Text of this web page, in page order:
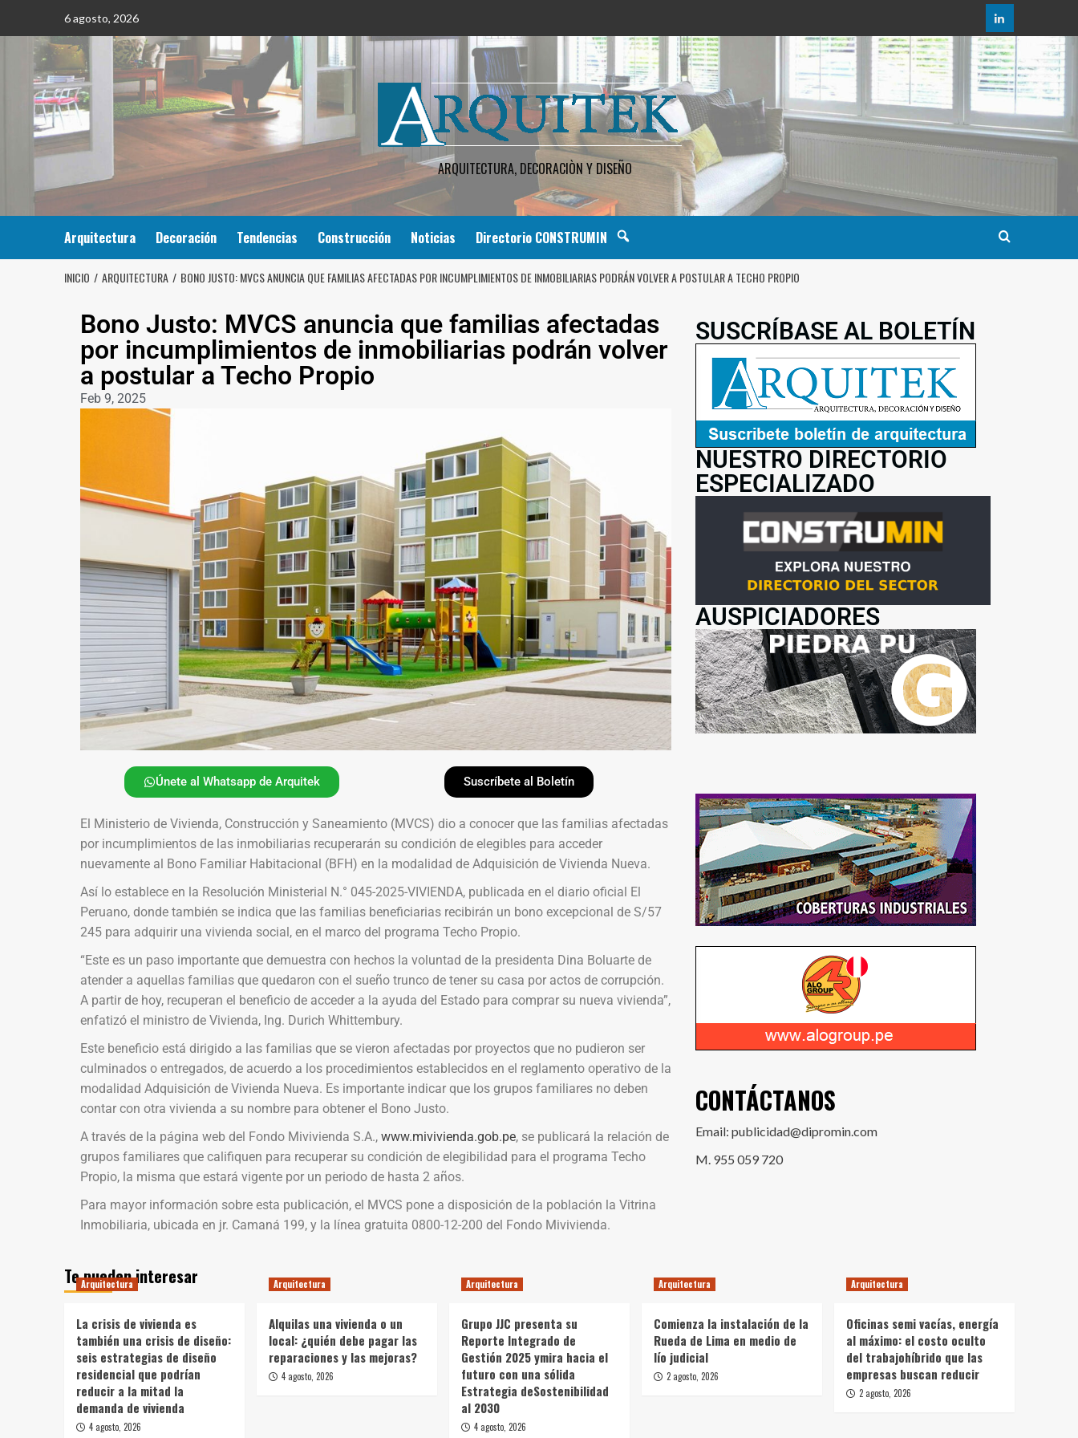
6 agosto, 2026
ARQUITECTURA, DECORACIÒN Y DISEÑO
Arquitectura Decoración Tendencias Construcción Noticias Directorio CONSTRUMIN
INICIO ARQUITECTURA BONO JUSTO: MVCS ANUNCIA QUE FAMILIAS AFECTADAS POR INCUMPLIMIENTOS DE INMOBILIARIAS PODRÁN VOLVER A POSTULAR A TECHO PROPIO
Bono Justo: MVCS anuncia que familias afectadas
por incumplimientos de inmobiliarias podrán volver
a postular a Techo Propio
Feb 9, 2025
Únete al Whatsapp de Arquitek Suscríbete al Boletín
El Ministerio de Vivienda, Construcción y Saneamiento (MVCS) dio a conocer que las familias afectadas
por incumplimientos de las inmobiliarias recuperarán su condición de elegibles para acceder
nuevamente al Bono Familiar Habitacional (BFH) en la modalidad de Adquisición de Vivienda Nueva.
Así lo establece en la Resolución Ministerial N.° 045-2025-VIVIENDA, publicada en el diario oficial El
Peruano, donde también se indica que las familias beneficiarias recibirán un bono excepcional de S/57
245 para adquirir una vivienda social, en el marco del programa Techo Propio.
“Este es un paso importante que demuestra con hechos la voluntad de la presidenta Dina Boluarte de
atender a aquellas familias que quedaron con el sueño trunco de tener su casa por actos de corrupción.
A partir de hoy, recuperan el beneficio de acceder a la ayuda del Estado para comprar su nueva vivienda”,
enfatizó el ministro de Vivienda, Ing. Durich Whittembury.
Este beneficio está dirigido a las familias que se vieron afectadas por proyectos que no pudieron ser
culminados o entregados, de acuerdo a los procedimientos establecidos en el reglamento operativo de la
modalidad Adquisición de Vivienda Nueva. Es importante indicar que los grupos familiares no deben
contar con otra vivienda a su nombre para obtener el Bono Justo.
A través de la página web del Fondo Mivivienda S.A., www.mivivienda.gob.pe, se publicará la relación de
grupos familiares que califiquen para recuperar su condición de elegibilidad para el programa Techo
Propio, la misma que estará vigente por un periodo de hasta 2 años.
Para mayor información sobre esta publicación, el MVCS pone a disposición de la población la Vitrina
Inmobiliaria, ubicada en jr. Camaná 199, y la línea gratuita 0800-12-200 del Fondo Mivivienda.
SUSCRÍBASE AL BOLETÍN
NUESTRO DIRECTORIO
ESPECIALIZADO
AUSPICIADORES
CONTÁCTANOS
Email: publicidad@dipromin.com
M. 955 059 720
Te pueden interesar
Arquitectura
La crisis de vivienda es
también una crisis de diseño:
seis estrategias de diseño
residencial que podrían
reducir a la mitad la
demanda de vivienda
4 agosto, 2026
Arquitectura
Alquilas una vivienda o un
local: ¿quién debe pagar las
reparaciones y las mejoras?
4 agosto, 2026
Arquitectura
Grupo JJC presenta su
Reporte Integrado de
Gestión 2025 ymira hacia el
futuro con una sólida
Estrategia deSostenibilidad
al 2030
4 agosto, 2026
Arquitectura
Comienza la instalación de la
Rueda de Lima en medio de
lío judicial
2 agosto, 2026
Arquitectura
Oficinas semi vacías, energía
al máximo: el costo oculto
del trabajohíbrido que las
empresas buscan reducir
2 agosto, 2026